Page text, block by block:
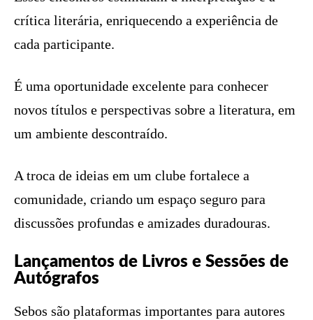
crítica literária, enriquecendo a experiência de
cada participante.
É uma oportunidade excelente para conhecer
novos títulos e perspectivas sobre a literatura, em
um ambiente descontraído.
A troca de ideias em um clube fortalece a
comunidade, criando um espaço seguro para
discussões profundas e amizades duradouras.
Lançamentos de Livros e Sessões de
Autógrafos
Sebos são plataformas importantes para autores